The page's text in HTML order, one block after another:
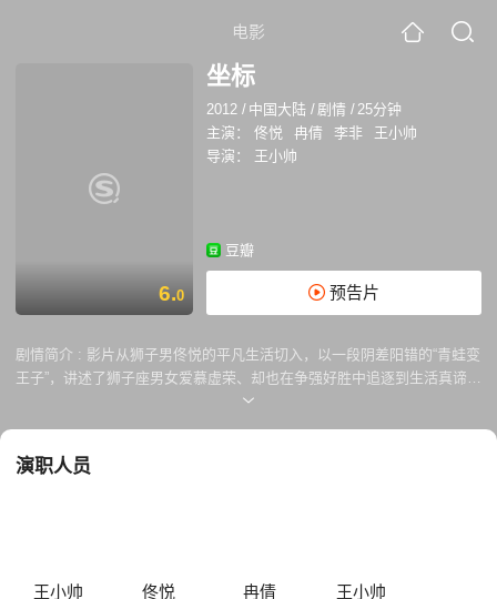
电影
6.0
坐标
2012 / 中国大陆 /剧情 /25分钟
主演：
佟悦 冉倩 李非
王小帅
导演：
王小帅
豆瓣
预告片
剧情简介 : 影片从狮子男佟悦的平凡生活切入，以一段阴差阳错的“青蛙变
王子”，讲述了狮子座男女爱慕虚荣、却也在争强好胜中追逐到生活真谛的
演职人员
王小帅 佟悦 冉倩 王小帅